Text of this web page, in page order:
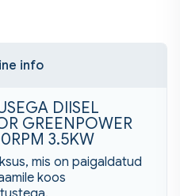
info
DIISEL
GREENPOWER
3.5KW
mis on paigaldatud
koos